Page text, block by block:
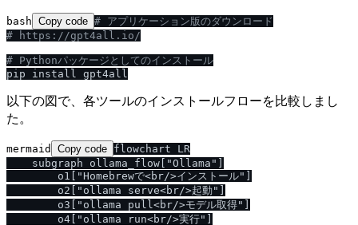
bash Copy code # アプリケーション版のダウンロード
# https: //gpt4all.io/
# Pythonパッケージとしてのインストール
以下の図で、各ツールのインストールフローを比較しまし
た。
mermaid Copy code flowchart LR
    subgraph ollama_flow["Ollama"]
        o1["Homebrewで<br/>インストール"]
        o2["ollama serve<br/>起動"]
        o3["ollama pull<br/>モデル取得"]
        o4["ollama run<br/>実行"]